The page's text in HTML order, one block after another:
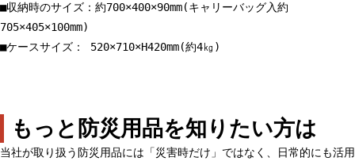
■収納時のサイズ：約700×400×90mm(キャリーバッグ入約
705×405×100mm)
■ケースサイズ： 520×710×H420mm(約4㎏)
もっと防災用品を知りたい方は
当社が取り扱う防災用品には「災害時だけ」ではなく、日常的にも活用